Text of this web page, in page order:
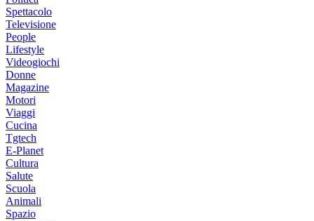
Spettacolo
Televisione
People
Lifestyle
Videogiochi
Donne
Magazine
Motori
Viaggi
Cucina
Tgtech
E-Planet
Cultura
Salute
Scuola
Animali
Spazio